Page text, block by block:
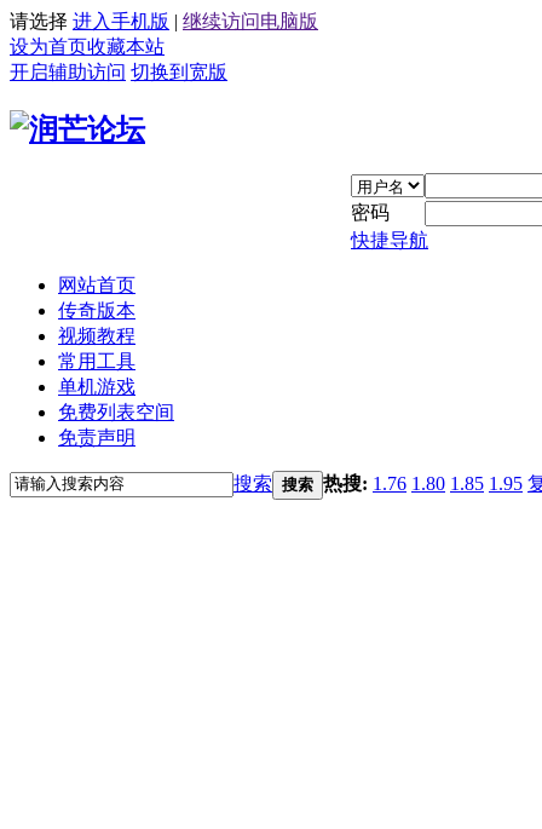
请选择 进入手机版 | 继续访问电脑版
设为首页收藏本站
开启辅助访问 切换到宽版
密码
快捷导航
网站首页
传奇版本
视频教程
常用工具
单机游戏
免费列表空间
免责声明
搜索 搜索 热搜: 1.76 1.80 1.85 1.95